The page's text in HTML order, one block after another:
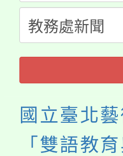
代理(課)
轉知中國
《TA101
程，歡迎
系所師生
國立臺北
「雙語教